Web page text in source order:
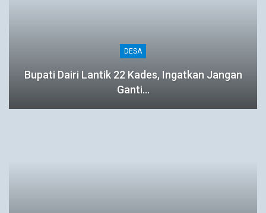
DESA
Bupati Dairi Lantik 22 Kades, Ingatkan Jangan
Ganti…